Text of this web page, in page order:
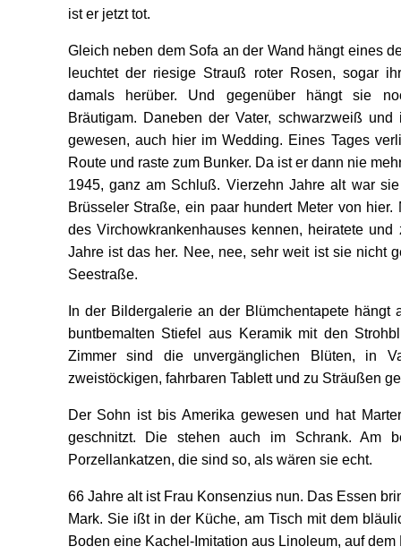
ist er jetzt tot.
Gleich neben dem Sofa an der Wand hängt eines
leuchtet der riesige Strauß roter Rosen, sogar
damals herüber. Und gegenüber hängt sie
Bräutigam. Daneben der Vater, schwarzweiß
gewesen, auch hier im Wedding. Eines Tages
Route und raste zum Bunker. Da ist er dann nie
1945, ganz am Schluß. Vierzehn Jahre alt war
Brüsseler Straße, ein paar hundert Meter von
des Virchowkrankenhauses kennen, heiratete
Jahre ist das her. Nee, nee, sehr weit ist sie nicht
Seestraße.
In der Bildergalerie an der Blümchentapete
buntbemalten Stiefel aus Keramik mit den
Zimmer sind die unvergänglichen Blüten, in
zweistöckigen, fahrbaren Tablett und zu Sträußen
Der Sohn ist bis Amerika gewesen und hat
geschnitzt. Die stehen auch im Schrank. Am
Porzellankatzen, die sind so, als wären sie echt.
66 Jahre alt ist Frau Konsenzius nun. Das Essen
Mark. Sie ißt in der Küche, am Tisch mit dem
Boden eine Kachel-Imitation aus Linoleum, auf